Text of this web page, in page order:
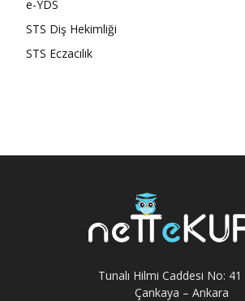
e-YDS
STS Diş Hekimliği
STS Eczacılık
Tunalı Hilmi Caddesi No:
Çankaya – Ankara